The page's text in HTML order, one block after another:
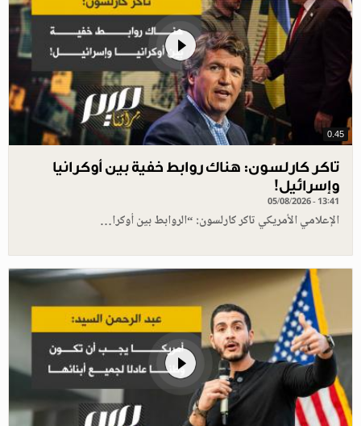
0.45
تاكر كارلسون: هناك روابط خفية بين أوكرانيا
وإسرائيل!
05/08/2026 - 13:41
الإعلامي الأمريكي تاكر كارلسون: “الروابط بين أوكرا…